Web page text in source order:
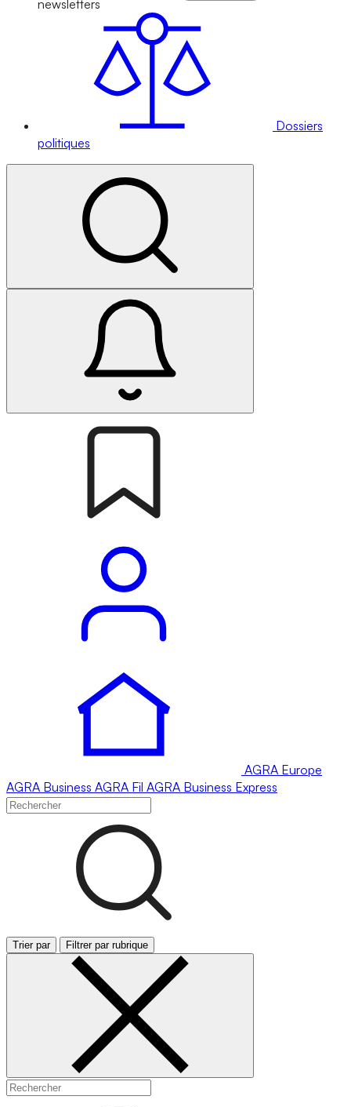
newsletters
Dossiers
politiques
AGRA Europe
AGRA Business AGRA Fil AGRA Business Express
Trier par Filtrer par rubrique